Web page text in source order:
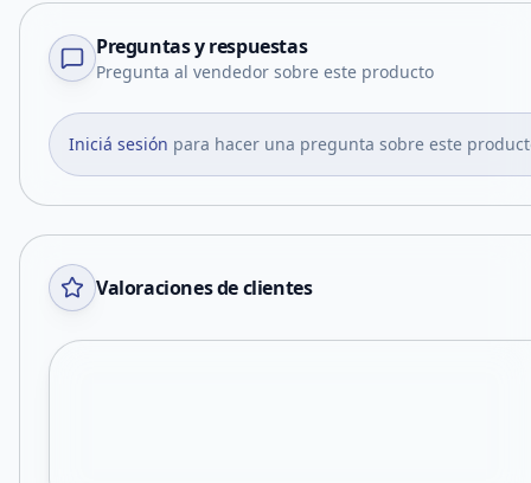
Preguntas y respuestas
Pregunta al vendedor sobre este producto
Iniciá sesión para hacer una pregunta sobre este
Valoraciones de clientes